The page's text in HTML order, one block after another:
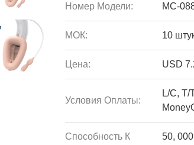
Номер Модели: MC-
МОК: 10
Цена: USD
Условия Оплаты:
L/C, T/
Способность К
50,